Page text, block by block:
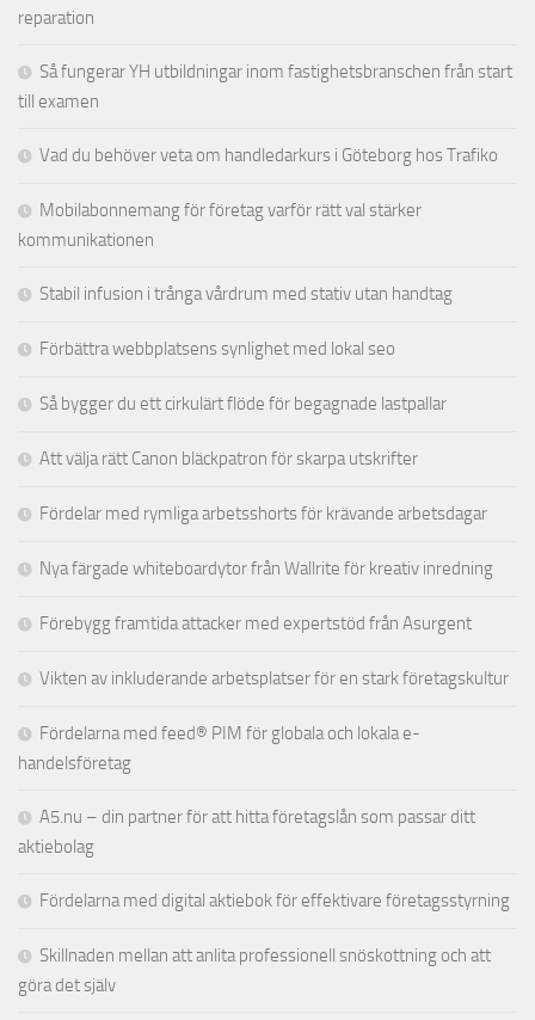
reparation
Så fungerar YH utbildningar inom fastighetsbranschen från start
till examen
Vad du behöver veta om handledarkurs i Göteborg hos Trafiko
Mobilabonnemang för företag varför rätt val stärker
kommunikationen
Stabil infusion i trånga vårdrum med stativ utan handtag
Förbättra webbplatsens synlighet med lokal seo
Så bygger du ett cirkulärt flöde för begagnade lastpallar
Att välja rätt Canon bläckpatron för skarpa utskrifter
Fördelar med rymliga arbetsshorts för krävande arbetsdagar
Nya färgade whiteboardytor från Wallrite för kreativ inredning
Förebygg framtida attacker med expertstöd från Asurgent
Vikten av inkluderande arbetsplatser för en stark företagskultur
Fördelarna med feed® PIM för globala och lokala e-
handelsföretag
A5.nu – din partner för att hitta företagslån som passar ditt
aktiebolag
Fördelarna med digital aktiebok för effektivare företagsstyrning
Skillnaden mellan att anlita professionell snöskottning och att
göra det själv